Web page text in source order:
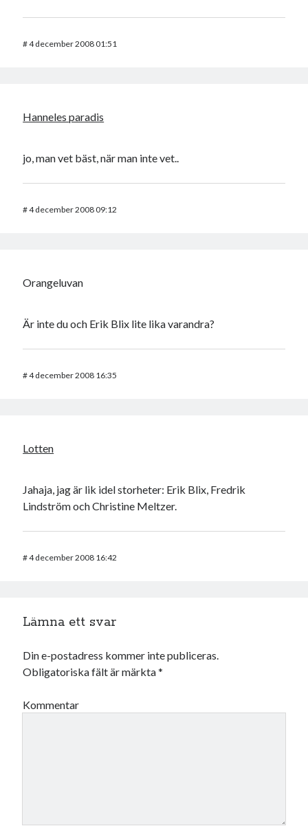
#4 december 2008 01:51
Hanneles paradis
jo, man vet bäst, när man inte vet..
#4 december 2008 09:12
Orangeluvan
Är inte du och Erik Blix lite lika varandra?
#4 december 2008 16:35
Lotten
Jahaja, jag är lik idel storheter: Erik Blix, Fredrik
Lindström och Christine Meltzer.
#4 december 2008 16:42
Lämna ett svar
Din e-postadress kommer inte publiceras.
Obligatoriska fält är märkta*
Kommentar